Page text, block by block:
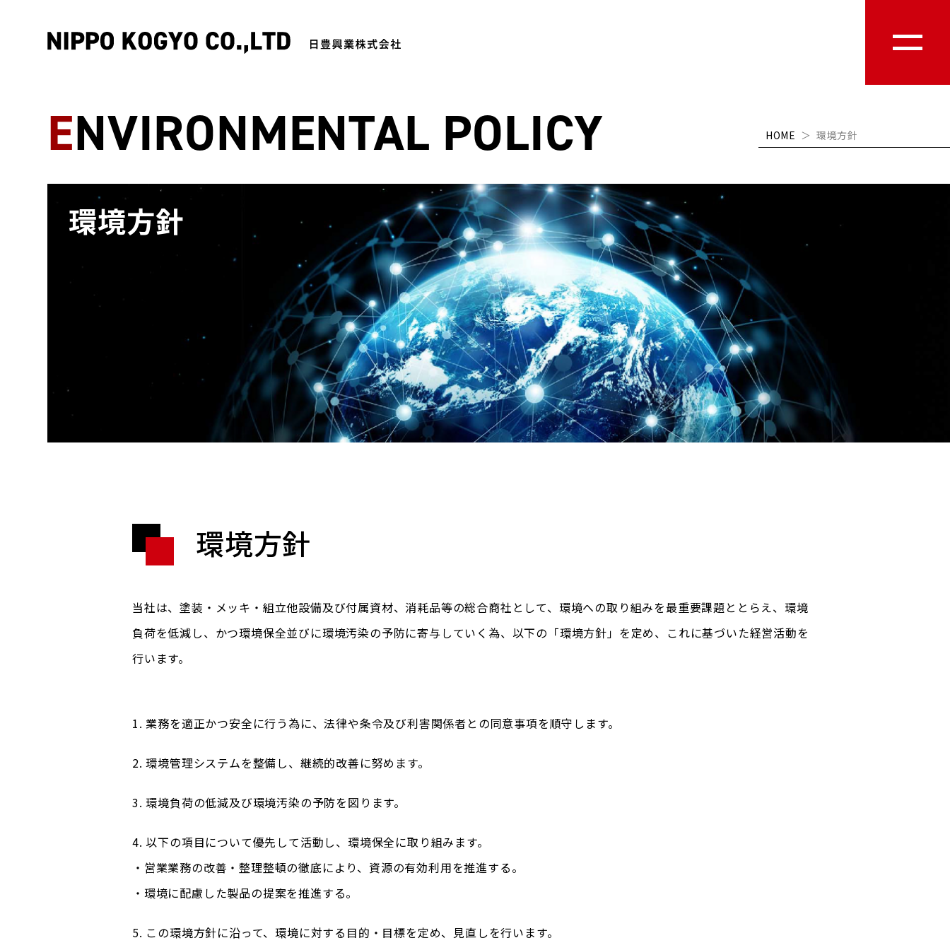
ENVIRONMENTAL POLICY HOME ＞ 環境方針
環境方針
環境方針
当社は、塗装・メッキ・組立他設備及び付属資材、消耗品等の総合商社として、環境への取り組みを最重要課題ととらえ、環境
負荷を低減し、かつ環境保全並びに環境汚染の予防に寄与していく為、以下の「環境方針」を定め、これに基づいた経営活動を
行います。
1. 業務を適正かつ安全に行う為に、法律や条令及び利害関係者との同意事項を順守します。
2. 環境管理システムを整備し、継続的改善に努めます。
3. 環境負荷の低減及び環境汚染の予防を図ります。
4. 以下の項目について優先して活動し、環境保全に取り組みます。
・営業業務の改善・整理整頓の徹底により、資源の有効利用を推進する。
・環境に配慮した製品の提案を推進する。
5. この環境方針に沿って、環境に対する目的・目標を定め、見直しを行います。